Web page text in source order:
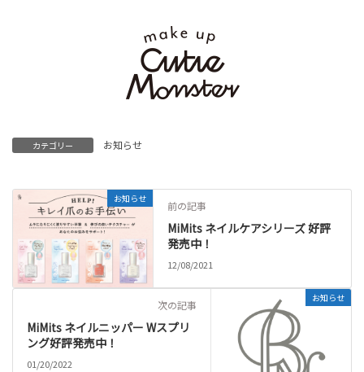
カテゴリー お知らせ
お知らせ
前の記事
MiMits ネイルケアシリーズ 好評
発売中！
12/08/2021
お知らせ
次の記事
MiMits ネイルニッパー Wスプリ
ング好評発売中！
01/20/2022